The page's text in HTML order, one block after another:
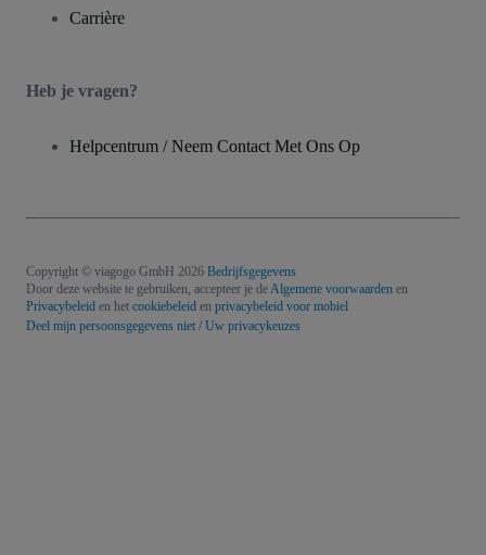
Carrière
Heb je vragen?
Helpcentrum / Neem Contact Met Ons Op
Copyright © viagogo GmbH 2026 Bedrijfsgegevens
Door deze website te gebruiken, accepteer je deAlgemene voorwaarden en
Privacybeleid en het cookiebeleid en privacybeleid voor mobiel
Deel mijn persoonsgegevens niet / Uw privacykeuzes